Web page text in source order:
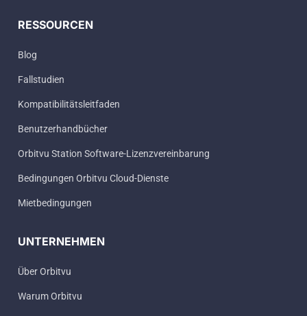
RESSOURCEN
Blog
Fallstudien
Kompatibilitätsleitfaden
Benutzerhandbücher
Orbitvu Station Software-Lizenzvereinbarung
Bedingungen Orbitvu Cloud-Dienste
Mietbedingungen
UNTERNEHMEN
Über Orbitvu
Warum Orbitvu